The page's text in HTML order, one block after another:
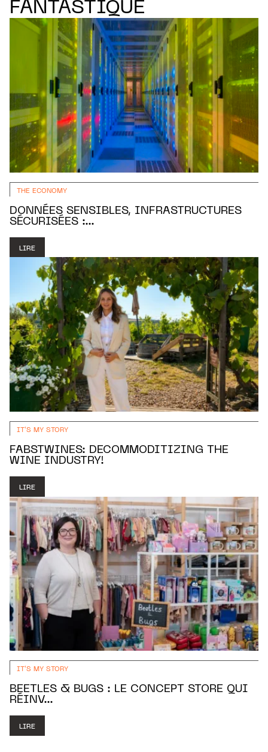
FANTASTIQUE
THE ECONOMY
DONNÉES SENSIBLES, INFRASTRUCTURES
SÉCURISÉES :...
LIRE
IT'S MY STORY
FABSTWINES: DECOMMODITIZING THE
WINE INDUSTRY!
LIRE
IT'S MY STORY
BEETLES & BUGS : LE CONCEPT STORE QUI
RÉINV...
LIRE